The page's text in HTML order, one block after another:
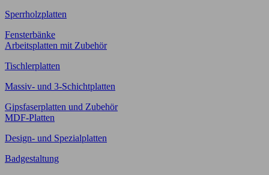
Sperrholzplatten
Fensterbänke
Arbeitsplatten mit Zubehör
Tischlerplatten
Massiv- und 3-Schichtplatten
Gipsfaserplatten und Zubehör
MDF-Platten
Design- und Spezialplatten
Badgestaltung